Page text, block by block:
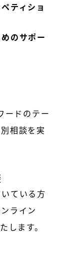
ティショ
のサポー
ードのテー
相談を実
ている方
ライン
します。